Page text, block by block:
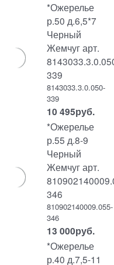
*Ожерелье
р.50 д.6,5*7
Черный
Жемчуг арт.
339
8143033.3.0.050-
339
10 495руб.
*Ожерелье
р.55 д.8-9
Черный
Жемчуг арт.
346
810902140009.055-
346
13 000руб.
*Ожерелье
р.40 д.7,5-11